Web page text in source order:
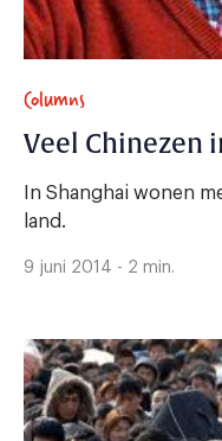
Columns
Veel Chinezen
In Shanghai wonen
land.
9 juni 2014 - 2 min.